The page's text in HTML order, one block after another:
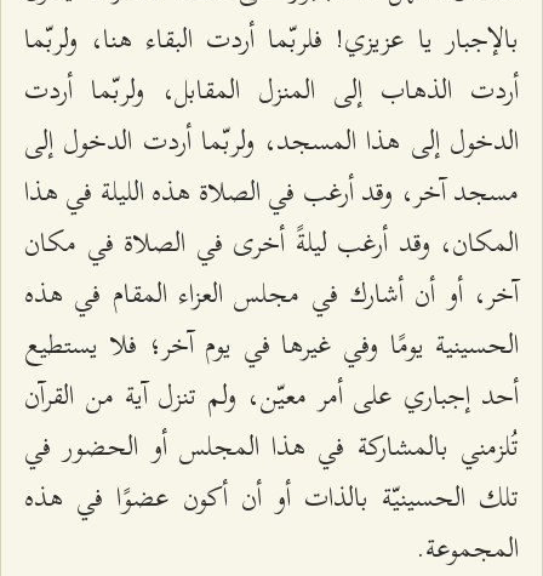
بالإجبار يا عزيزي! فلربّما أردت البقاء هنا، ولربّما
أردت الذهاب إلى المنزل المقابل، ولربّما أردت
الدخول إلى هذا المسجد، ولربّما أردت الدخول إلى
مسجد آخر، وقد أرغب في الصلاة هذه الليلة في هذا
المكان، وقد أرغب ليلةً أخرى في الصلاة في مكان
آخر، أو أن أشارك في مجلس العزاء المقام في هذه
الحسينية يومًا وفي غيرها في يوم آخر؛ فلا يستطيع
أحد إجباري على أمر معيّن، ولم تنزل آية من القرآن
تُلزمني بالمشاركة في هذا المجلس أو الحضور في
تلك الحسينيّة بالذات أو أن أكون عضوًا في هذه
المجموعة.